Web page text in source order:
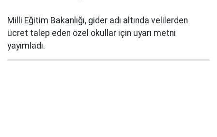
Milli Eğitim Bakanlığı, gider adı altında velilerden
ücret talep eden özel okullar için uyarı metni
yayımladı.